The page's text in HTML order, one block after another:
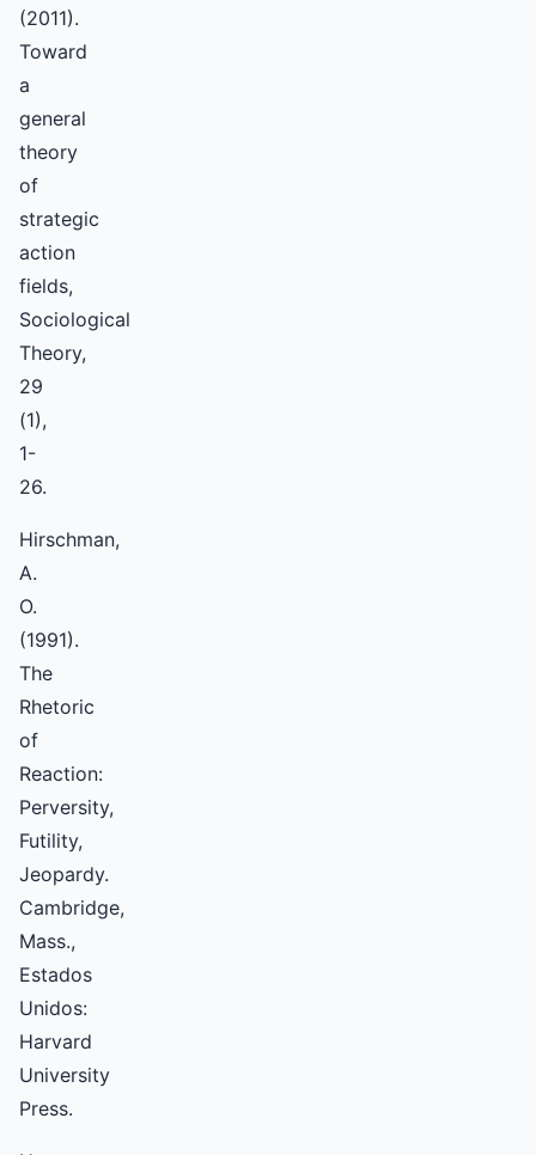
(2011).
Toward
a
general
theory
of
strategic
action
fields,
Sociological
Theory,
29
(1),
1-
26.
Hirschman,
A.
O.
(1991).
The
Rhetoric
of
Reaction:
Perversity,
Futility,
Jeopardy.
Cambridge,
Mass.,
Estados
Unidos:
Harvard
University
Press.